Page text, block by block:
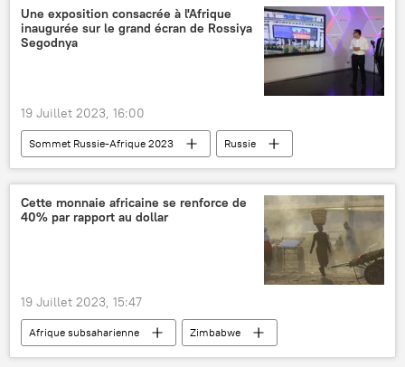
opération militaire
ministère russe de la Défense
bilan
Une exposition consacrée à l'Afrique
inaugurée sur le grand écran de Rossiya
Segodnya
19 Juillet 2023, 16:00
Sommet Russie-Afrique 2023
Russie
Afrique
Rossiya Segodnya
Moscou
exposition
Cette monnaie africaine se renforce de
40% par rapport au dollar
19 Juillet 2023, 15:47
Afrique subsaharienne
Zimbabwe
dollar US
monnaie nationale